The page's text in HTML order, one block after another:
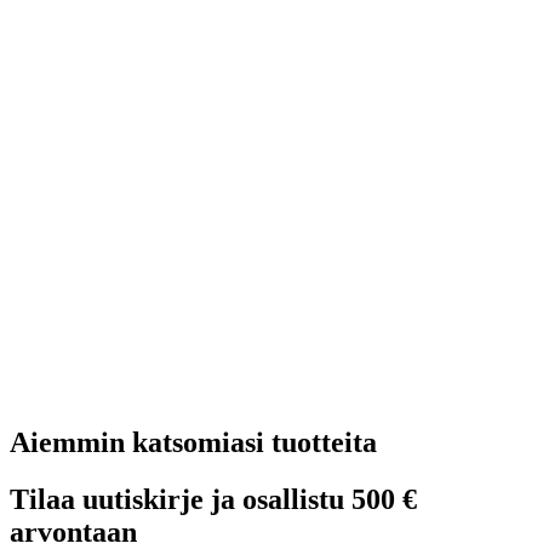
Aiemmin katsomiasi tuotteita
Tilaa uutiskirje ja osallistu 500 €
arvontaan